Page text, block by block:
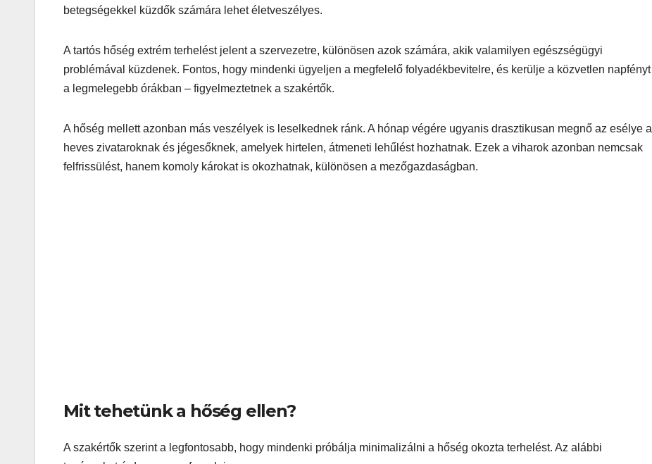
betegségekkel küzdők számára lehet életveszélyes.
A tartós hőség extrém terhelést jelent a szervezetre, különösen azok számára, akik valamilyen egészségügyi
problémával küzdenek. Fontos, hogy mindenki ügyeljen a megfelelő folyadékbevitelre, és kerülje a közvetlen napfényt
a legmelegebb órákban – figyelmeztetnek a szakértők.
A hőség mellett azonban más veszélyek is leselkednek ránk. A hónap végére ugyanis drasztikusan megnő az esélye a
heves zivataroknak és jégesőknek, amelyek hirtelen, átmeneti lehűlést hozhatnak. Ezek a viharok azonban nemcsak
felfrissülést, hanem komoly károkat is okozhatnak, különösen a mezőgazdaságban.
Mit tehetünk a hőség ellen?
A szakértők szerint a legfontosabb, hogy mindenki próbálja minimalizálni a hőség okozta terhelést. Az alábbi